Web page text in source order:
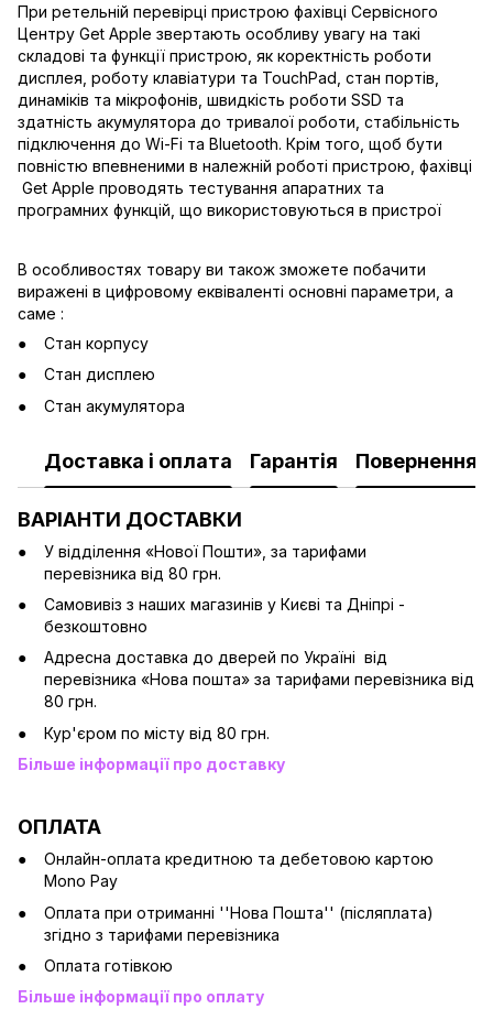
При ретельній перевірці пристрою фахівці Сервісного
Центру Get Apple звертають особливу увагу на такі
складові та функції пристрою, як коректність роботи
дисплея, роботу клавіатури та TouchPad, стан портів,
динаміків та мікрофонів, швидкість роботи SSD та
здатність акумулятора до тривалої роботи, стабільність
підключення до Wi-Fi та Bluetooth. Крім того, щоб бути
повністю впевненими в належній роботі пристрою, фахівці
Get Apple проводять тестування апаратних та
програмних функцій, що використовуються в пристрої
В особливостях товару ви також зможете побачити
виражені в цифровому еквіваленті основні параметри, а
саме :
Стан корпусу
Стан дисплею
Стан акумулятора
Доставка і оплата Гарантія Повернення
ВАРІАНТИ ДОСТАВКИ
У відділення «Нової Пошти», за тарифами
перевізника від 80 грн.
Cамовивіз з наших магазинів у Києві та Дніпрі -
безкоштовно
Адресна доставка до дверей по Україні від
перевізника «Нова пошта» за тарифами перевізника від
80 грн.
Кур'єром по місту від 80 грн.
Більше інформації про доставку
ОПЛАТА
Онлайн-оплата кредитною та дебетовою картою
Mono Pay
Оплата при отриманні ''Нова Пошта'' (післяплата)
згідно з тарифами перевізника
Оплата готівкою
Більше інформації про оплату